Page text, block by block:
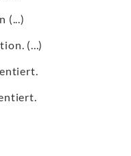
(...)
(...)